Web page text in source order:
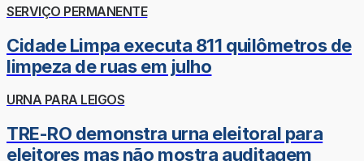
SERVIÇO PERMANENTE
Cidade Limpa executa 811 quilômetros de
limpeza de ruas em julho
URNA PARA LEIGOS
TRE-RO demonstra urna eleitoral para
eleitores mas não mostra auditagem